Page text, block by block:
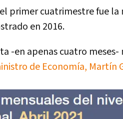
primer cuatrimestre fue la
en 2016.
-en apenas cuatro
de Economía, Martín